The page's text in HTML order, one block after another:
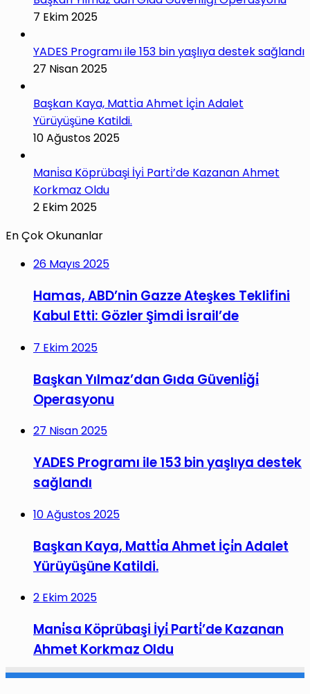
7 Ekim 2025
YADES Programı ile 153 bin yaşlıya destek sağlandı
27 Nisan 2025
Başkan Kaya, Matti̇a Ahmet İçi̇n Adalet
Yürüyüşüne Katildi.
10 Ağustos 2025
Mani̇sa Köprübaşi İyi̇ Parti̇’de Kazanan Ahmet
Korkmaz Oldu
2 Ekim 2025
En Çok Okunanlar
26 Mayıs 2025
Hamas, ABD’nin Gazze Ateşkes Teklifini
Kabul Etti: Gözler Şimdi İsrail’de
7 Ekim 2025
Başkan Yılmaz’dan Gıda Güvenli̇ği̇
Operasyonu
27 Nisan 2025
YADES Programı ile 153 bin yaşlıya destek
sağlandı
10 Ağustos 2025
Başkan Kaya, Matti̇a Ahmet İçi̇n Adalet
Yürüyüşüne Katildi.
2 Ekim 2025
Mani̇sa Köprübaşi İyi̇ Parti̇’de Kazanan
Ahmet Korkmaz Oldu